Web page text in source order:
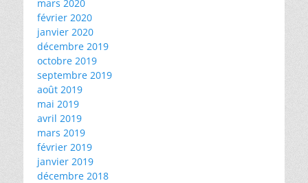
mars 2020
février 2020
janvier 2020
décembre 2019
octobre 2019
septembre 2019
août 2019
mai 2019
avril 2019
mars 2019
février 2019
janvier 2019
décembre 2018